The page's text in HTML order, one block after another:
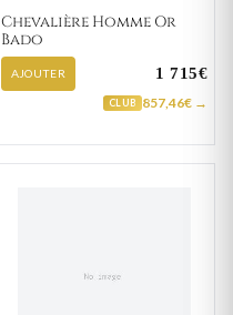
Chevalière Homme Or
Bado
AJOUTER 1 715€
CLUB 857,46€ →